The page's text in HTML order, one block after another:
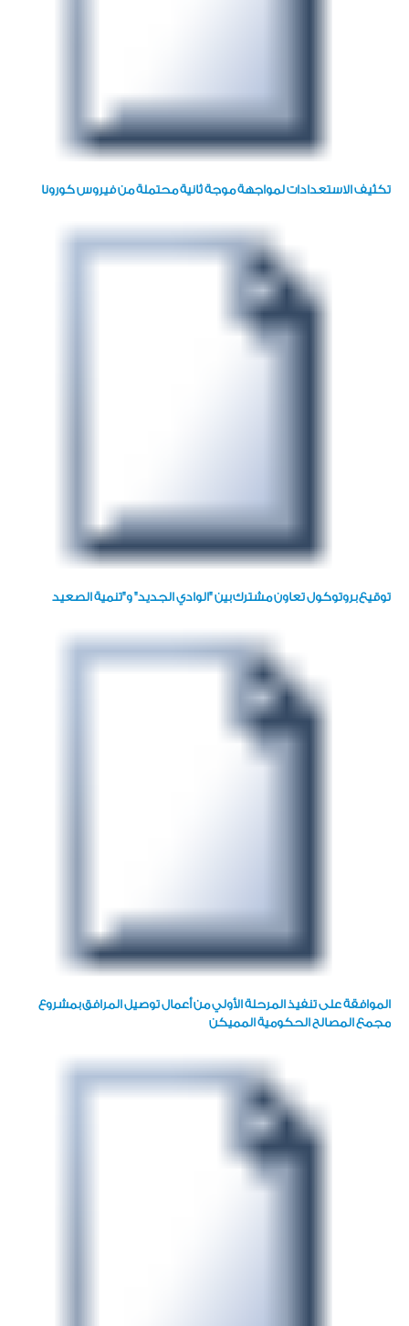
تكثيف الاستعدادات لمواجهة موجة ثانية محتملة من فيروس كورونا
توقيع بروتوكول تعاون مشترك بين "الوادي الجديد" و"تنمية الصعيد
الموافقة على تنفيذ المرحلة الأولي من أعمال توصيل المرافق بمشروع
مجمع المصالح الحكومية المميكن